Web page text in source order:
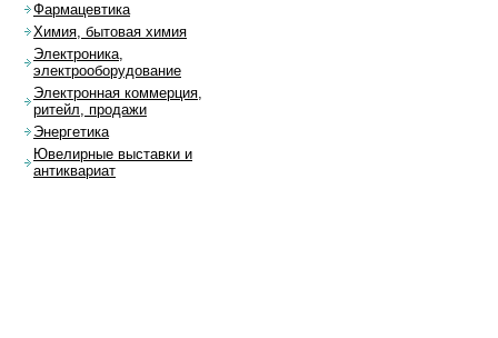
Фармацевтика
Химия, бытовая химия
Электроника,
электрооборудование
Электронная коммерция,
ритейл, продажи
Энергетика
Ювелирные выставки и
антиквариат